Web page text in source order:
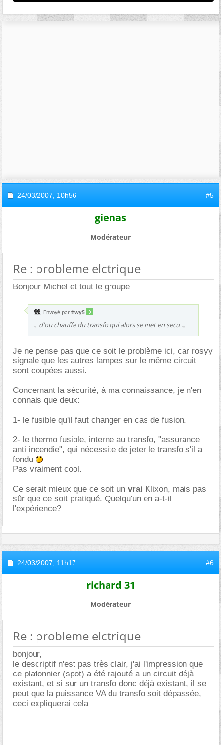
24/03/2007, 10h56 #5
gienas
Modérateur
Re : probleme elctrique
Bonjour Michel et tout le groupe
Envoyé par tiwy5
... d'ou chauffe du transfo qui alors se met en secu ...
Je ne pense pas que ce soit le problème ici, car rosyy
signale que les autres lampes sur le même circuit
sont coupées aussi.
Concernant la sécurité, à ma connaissance, je n'en
connais que deux:
1- le fusible qu'il faut changer en cas de fusion.
2- le thermo fusible, interne au transfo, "assurance
anti incendie", qui nécessite de jeter le transfo s'il a
fondu
Pas vraiment cool.
Ce serait mieux que ce soit un vrai Klixon, mais pas
sûr que ce soit pratiqué. Quelqu'un en a-t-il
l'expérience?
24/03/2007, 11h17 #6
richard 31
Modérateur
Re : probleme elctrique
bonjour,
le descriptif n'est pas très clair, j'ai l'impression que
ce plafonnier (spot) a été rajouté a un circuit déjà
existant, et si sur un transfo donc déjà existant, il se
peut que la puissance VA du transfo soit dépassée,
ceci expliquerai cela